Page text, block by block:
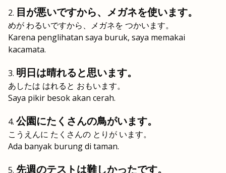
目が悪いですから、メガネを使います。
めが わるいですから、メガネを つかいます。
Karena penglihatan saya buruk, saya memakai
kacamata.
明日は晴れると思います。
あしたは はれると おもいます。
Saya pikir besok akan cerah.
公園にたくさんの鳥がいます。
こうえんに たくさんの とりが います。
Ada banyak burung di taman.
先週のテストは難しかったです。